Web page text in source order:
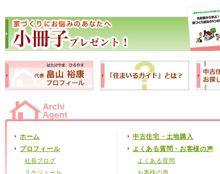
ホーム
プロフィール
社長ブログ
スケジュール
中古住宅・土地購入
よくある質問・お客様の声
よくある質問
お客様の声